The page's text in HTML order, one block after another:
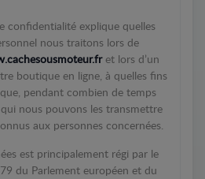
confidentialité explique quelles
nous traitons lors de
et lors d’un
boutique en ligne, à quelles fins
pendant combien de temps
nous pouvons les transmettre
aux personnes concernées.
est principalement régi par le
du Parlement européen et du